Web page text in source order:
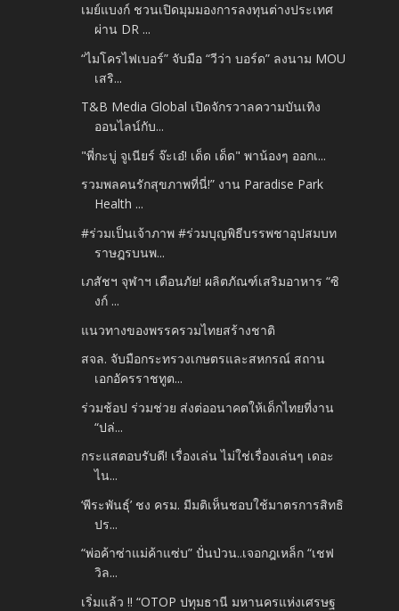
เมย์แบงก์ ชวนเปิดมุมมองการลงทุนต่างประเทศ
ผ่าน DR ...
“ไมโครไฟเบอร์” จับมือ “วีว่า บอร์ด” ลงนาม MOU
เสริ...
T&B Media Global เปิดจักรวาลความบันเทิง
ออนไลน์กับ...
"พี่กะบู่ จูเนียร์ จ๊ะเอ๋! เด็ด เด็ด" พาน้องๆ ออกเ...
รวมพลคนรักสุขภาพที่นี่!” งาน Paradise Park
Health ...
#ร่วมเป็นเจ้าภาพ #ร่วมบุญพิธีบรรพชาอุปสมบท
ราษฎรบนพ...
เภสัชฯ จุฬาฯ เตือนภัย! ผลิตภัณฑ์เสริมอาหาร “ซิ
งก์ ...
แนวทางของพรรครวมไทยสร้างชาติ
สจล. จับมือกระทรวงเกษตรและสหกรณ์ สถาน
เอกอัครราชทูต...
ร่วมช้อป ร่วมช่วย ส่งต่ออนาคตให้เด็กไทยที่งาน
“ปล่...
กระแสตอบรับดี! เรื่องเล่น ไม่ใช่เรื่องเล่นๆ เดอะ
ไน...
‘พีระพันธุ์’ ชง ครม. มีมติเห็นชอบใช้มาตรการสิทธิ
ปร...
“พ่อค้าซ่าแม่ค้าแซ่บ” ปั่นป่วน..เจอกฎเหล็ก “เชฟ
วิล...
เริ่มแล้ว !! “OTOP ปทุมธานี มหานครแห่งเศรษฐ